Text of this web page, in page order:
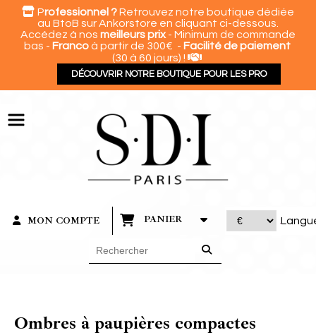
 Professionnel ?Retrouvez notre boutique dédiée
au BtoB sur Ankorstore en cliquant ci-dessous.
Accédez à nos meilleurs prix- Minimum de commande
bas - Francoà partir de 300€ - Facilité de paiement
(30 à 60 jours) ! 
DÉCOUVRIR NOTRE BOUTIQUE POUR LES PRO
MON COMPTE PANIER
Ombres à paupières compactes
Panneau de gestion des cookies